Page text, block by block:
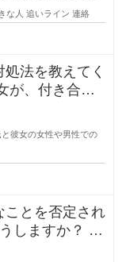
な人 追いライン 連絡
法を教えてく
彼女の女性や男性での
ことを否定され
ますか？ 私